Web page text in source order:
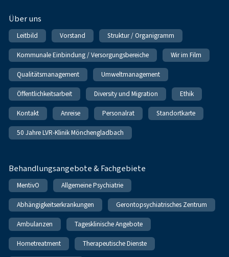
Über uns
Leitbild Vorstand Struktur / Organigramm
Kommunale Einbindung / Versorgungsbereiche Wir im Film
Qualitätsmanagement Umweltmanagement
Öffentlichkeitsarbeit Diversity und Migration Ethik
Kontakt Anreise Personalrat Standortkarte
50 Jahre LVR-Klinik Mönchengladbach
Behandlungsangebote & Fachgebiete
MentivO Allgemeine Psychiatrie
Abhängigkeitserkrankungen Gerontopsychiatrisches Zentrum
Ambulanzen Tagesklinische Angebote
Hometreatment Therapeutische Dienste